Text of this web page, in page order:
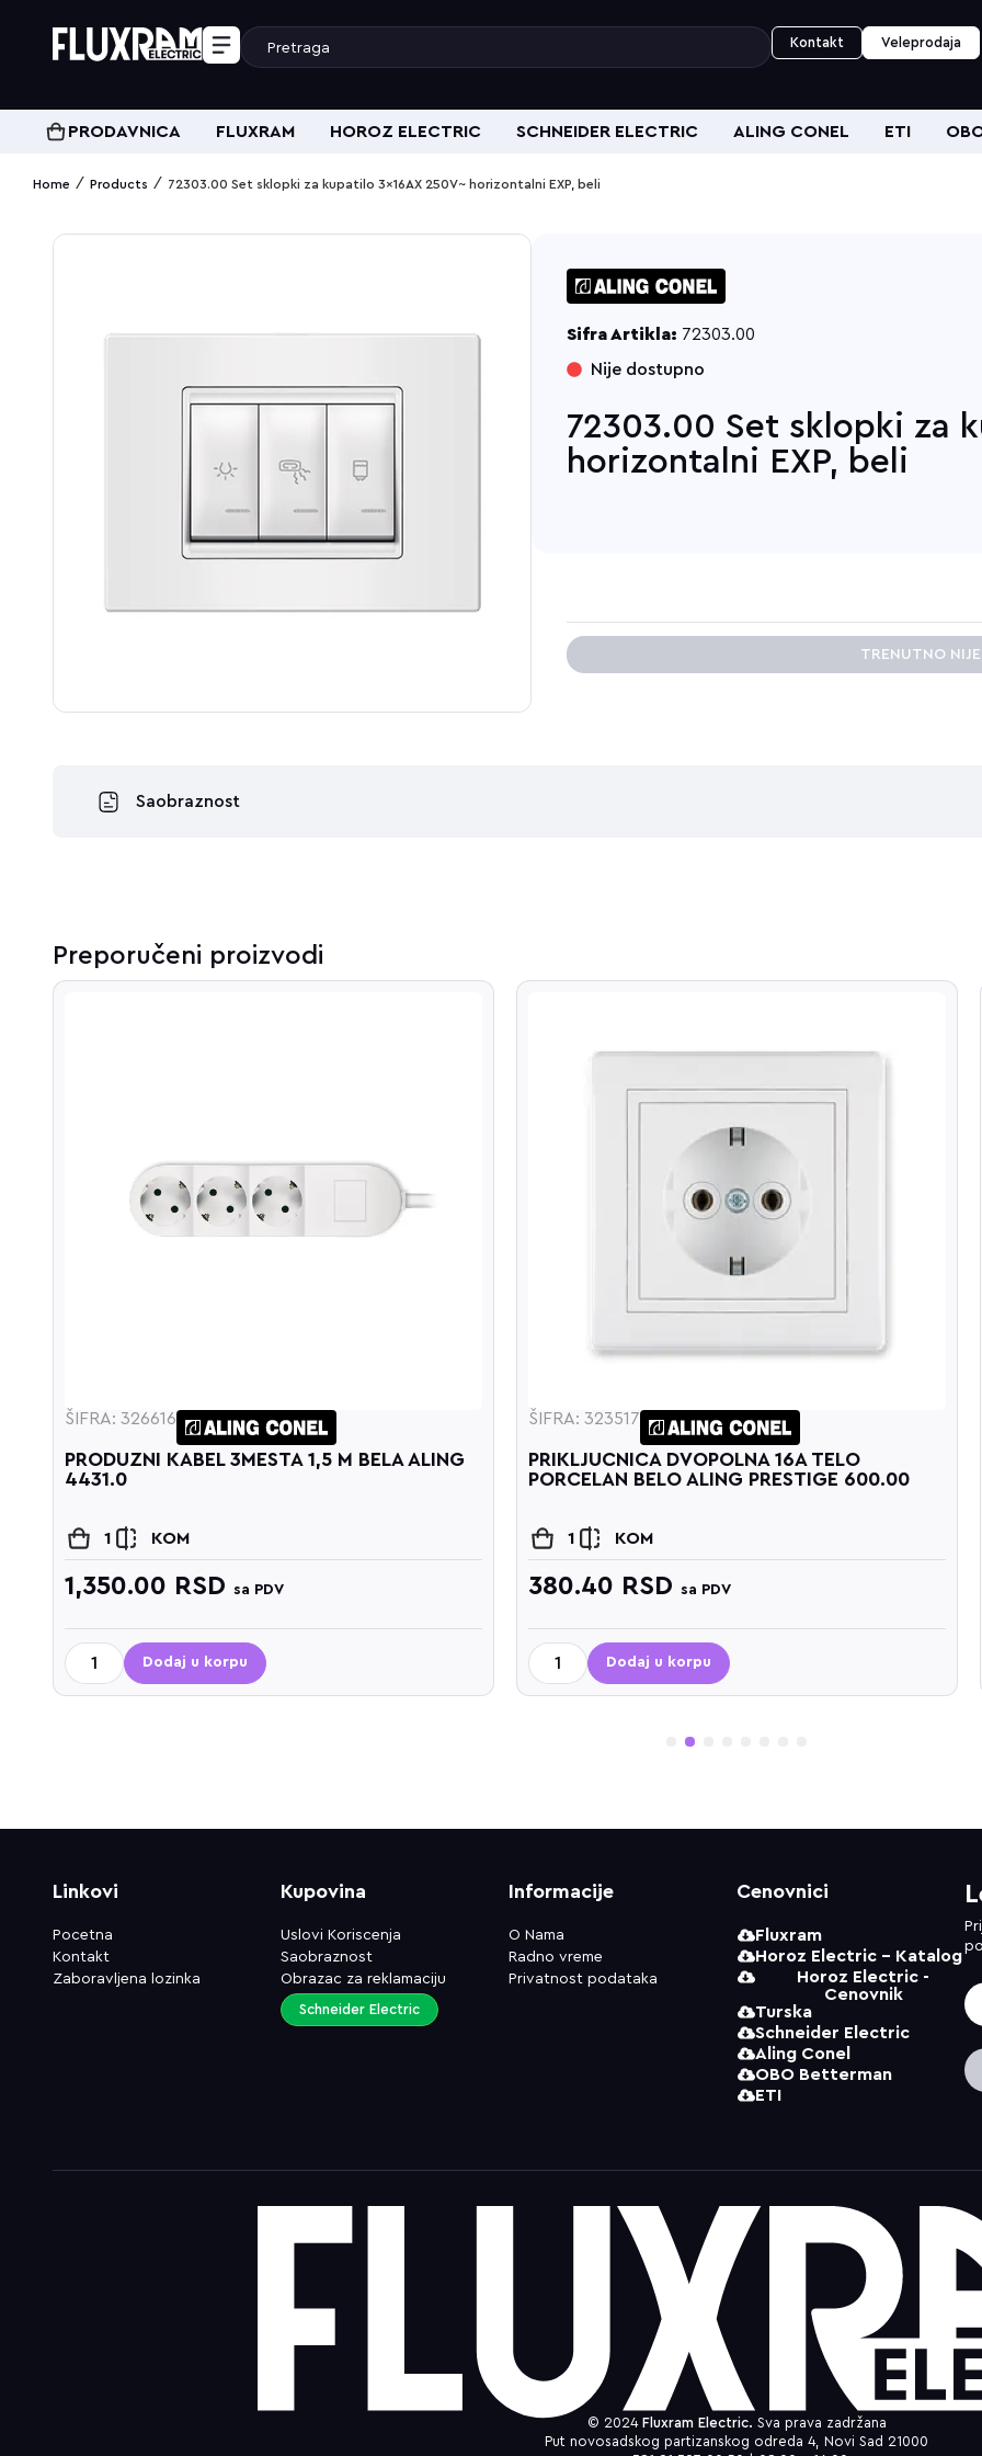
Kontakt Veleprodaja
PRODAVNICA FLUXRAM HOROZ ELECTRIC SCHNEIDER ELECTRIC ALING CONEL ETI
Home / Products / 72303.00 Set sklopki za kupatilo 3x16AX 250V~ horizontalni EXP, beli
Sifra Artikla: 72303.00
Nije dostupno
72303.00 Set sklopki za
horizontalni EXP, beli
TRENUTNO
Saobraznost
Preporučeni proizvodi
ŠIFRA: 326616
PRODUZNI KABEL 3MESTA 1,5 M BELA ALING
4431.0
1 KOM
1,350.00 RSD sa PDV
Dodaj u korpu
ŠIFRA: 323517
PRIKLJUCNICA DVOPOLNA 16A TELO
PORCELAN BELO ALING PRESTIGE 600.00
1 KOM
380.40 RSD sa PDV
Dodaj u korpu
5
Linkovi
Pocetna
Kontakt
Zaboravljena lozinka
Kupovina
Uslovi Koriscenja
Saobraznost
Obrazac za reklamaciju
Schneider Electric
Informacije
O Nama
Radno vreme
Privatnost podataka
Cenovnici
Fluxram
Horoz Electric - Katalog
Horoz Electric -
Cenovnik
Turska
Schneider Electric
Aling Conel
OBO Betterman
ETI
© 2024 Fluxram Electric. Sva prava zadržana
Put novosadskog partizanskog odreda 4, Novi Sad 21000